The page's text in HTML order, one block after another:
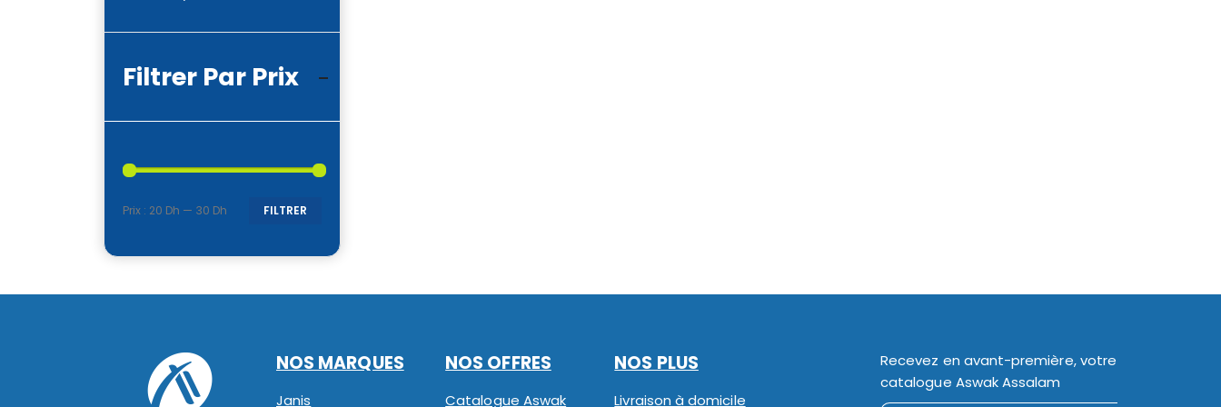
Filtrer Par Prix
FILTRER
Prix : 20 Dh — 30 Dh
NOS MARQUES
Janis
NOS OFFRES
Catalogue Aswak
NOS PLUS
Livraison à domicile
Recevez en avant-première, votre
catalogue Aswak Assalam